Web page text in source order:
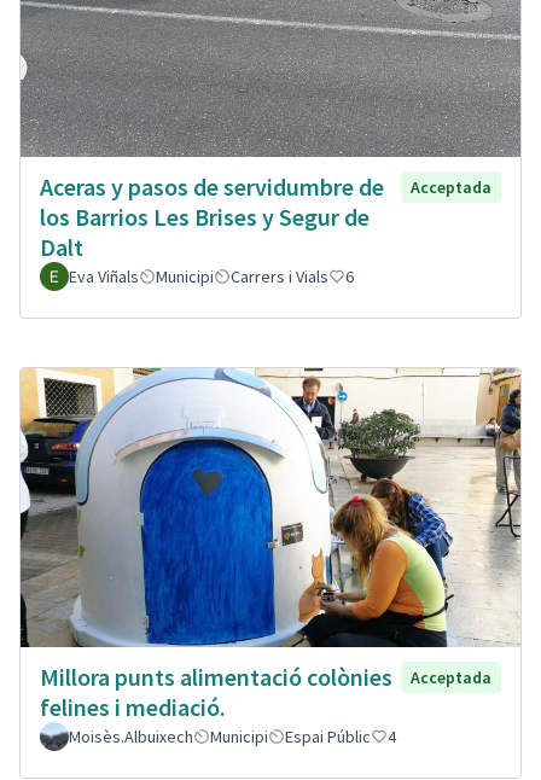
Aceras y pasos de servidumbre de
los Barrios Les Brises y Segur de
Dalt
Acceptada
Eva Viñals Municipi Carrers i Vials 6
Millora punts alimentació colònies
felines i mediació.
Acceptada
Moisès.Albuixech Municipi Espai Públic 4